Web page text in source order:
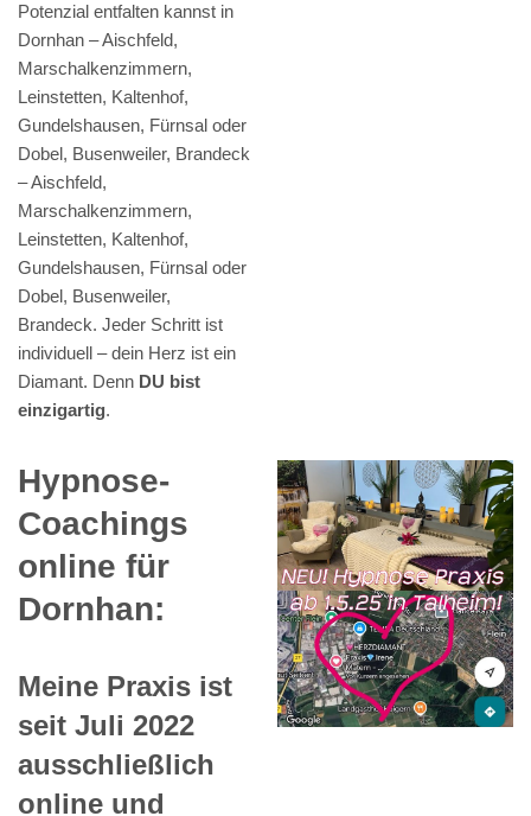
Potenzial entfalten kannst in
Dornhan – Aischfeld,
Marschalkenzimmern,
Leinstetten, Kaltenhof,
Gundelshausen, Fürnsal oder
Dobel, Busenweiler, Brandeck
– Aischfeld,
Marschalkenzimmern,
Leinstetten, Kaltenhof,
Gundelshausen, Fürnsal oder
Dobel, Busenweiler,
Brandeck. Jeder Schritt ist
individuell – dein Herz ist ein
Diamant. Denn DU bist
einzigartig.
Hypnose-
Coachings
online für
Dornhan:
Meine Praxis ist
seit Juli 2022
ausschließlich
online und